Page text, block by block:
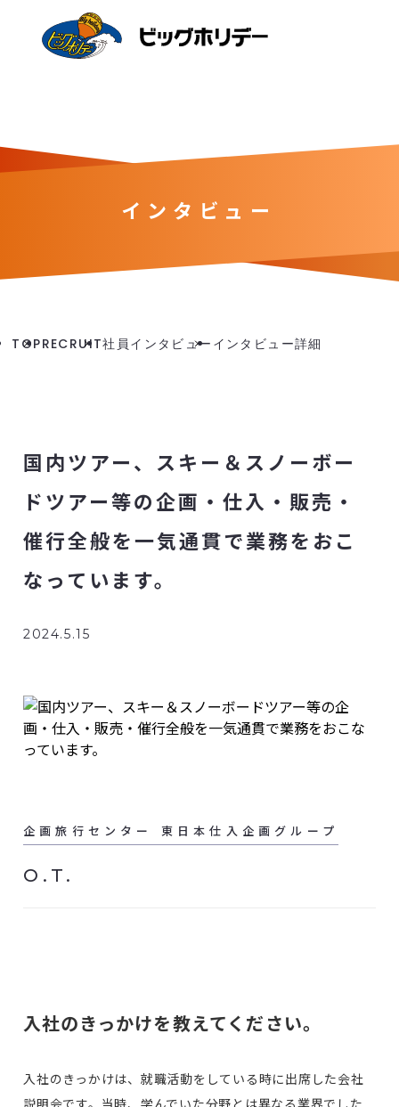
インタビュー
TOPRECRUIT社員インタビュー インタビュー詳細
国内ツアー、スキー＆スノーボー
ドツアー等の企画・仕入・販売・
催行全般を一気通貫で業務をおこ
なっています。
2024.5.15
企画旅行センター 東日本仕入企画グループ
O.T.
入社のきっかけを教えてください。
入社のきっかけは、就職活動をしている時に出席した会社